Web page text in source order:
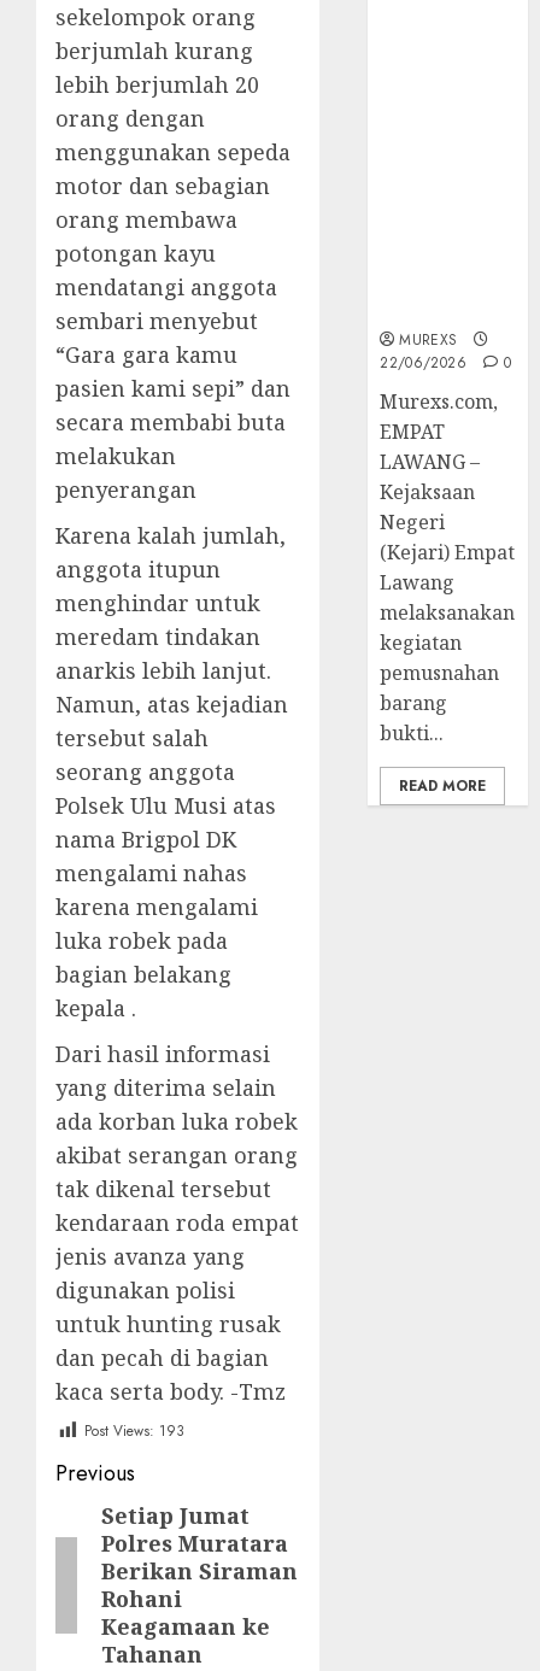
sekelompok orang
berjumlah kurang
lebih berjumlah 20
orang dengan
menggunakan sepeda
motor dan sebagian
orang membawa
potongan kayu
mendatangi anggota
sembari menyebut
“Gara gara kamu
pasien kami sepi” dan
secara membabi buta
melakukan
penyerangan
Karena kalah jumlah,
anggota itupun
menghindar untuk
meredam tindakan
anarkis lebih lanjut.
Namun, atas kejadian
tersebut salah
seorang anggota
Polsek Ulu Musi atas
nama Brigpol DK
mengalami nahas
karena mengalami
luka robek pada
bagian belakang
kepala .
Dari hasil informasi
yang diterima selain
ada korban luka robek
akibat serangan orang
tak dikenal tersebut
kendaraan roda empat
jenis avanza yang
digunakan polisi
untuk hunting rusak
dan pecah di bagian
kaca serta body. -Tmz
Post Views: 193
Post
navigation
Previous
Previous
post:
Setiap Jumat
Polres Muratara
Berikan Siraman
Rohani
Keagamaan ke
Tahanan
MUREXS
22/06/2026
0
‎Murexs.com,
EMPAT
LAWANG –
Kejaksaan
Negeri
(Kejari) Empat
Lawang
melaksanakan
kegiatan
pemusnahan
barang
bukti...
READ MORE